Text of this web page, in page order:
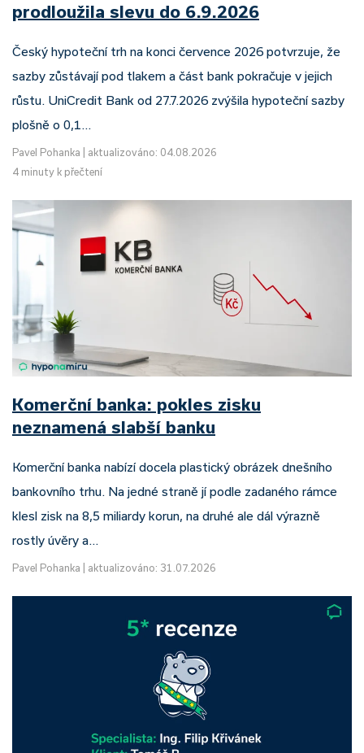
prodloužila slevu do 6.9.2026
Český hypoteční trh na konci července 2026 potvrzuje, že
sazby zůstávají pod tlakem a část bank pokračuje v jejich
růstu. UniCredit Bank od 27.7.2026 zvýšila hypoteční sazby
plošně o 0,1…
Pavel Pohanka
aktualizováno: 04.08.2026
4 minuty k přečtení
Komerční banka: pokles zisku
neznamená slabší banku
Komerční banka nabízí docela plastický obrázek dnešního
bankovního trhu. Na jedné straně jí podle zadaného rámce
klesl zisk na 8,5 miliardy korun, na druhé ale dál výrazně
rostly úvěry a…
Pavel Pohanka aktualizováno: 31.07.2026